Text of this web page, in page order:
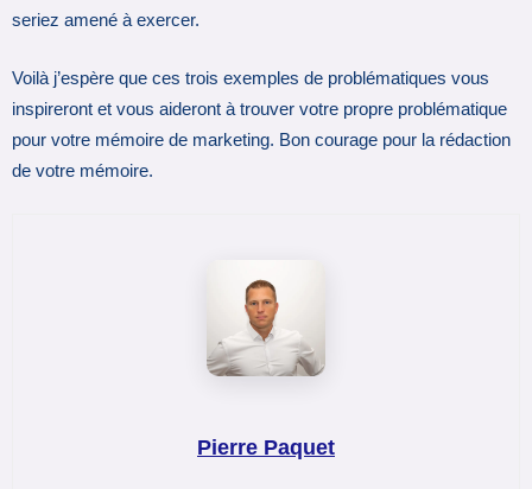
seriez amené à exercer.
Voilà j’espère que ces trois exemples de problématiques vous
inspireront et vous aideront à trouver votre propre problématique
pour votre mémoire de marketing. Bon courage pour la rédaction
de votre mémoire.
Pierre Paquet